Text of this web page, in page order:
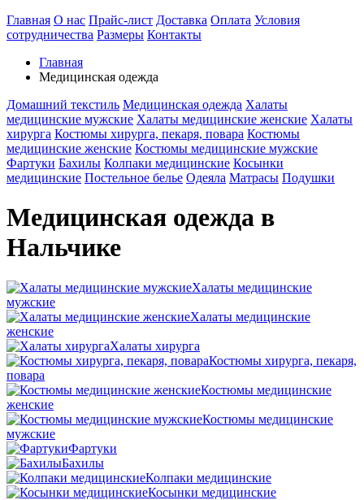
Главная О нас Прайс-лист Доставка Оплата Условия
сотрудничества Размеры Контакты
Главная
Медицинская одежда
Домашний текстиль Медицинская одежда Халаты
медицинские мужские Халаты медицинские женские Халаты
хирурга Костюмы хирурга, пекаря, повара Костюмы
медицинские женские Костюмы медицинские мужские
Фартуки Бахилы Колпаки медицинские Косынки
медицинские Постельное белье Одеяла Матрасы Подушки
Медицинская одежда в
Нальчике
Халаты медицинские
мужские
Халаты медицинские
женские
Халаты хирурга
Костюмы хирурга, пекаря,
повара
Костюмы медицинские
женские
Костюмы медицинские
мужские
Фартуки
Бахилы
Колпаки медицинские
Косынки медицинские